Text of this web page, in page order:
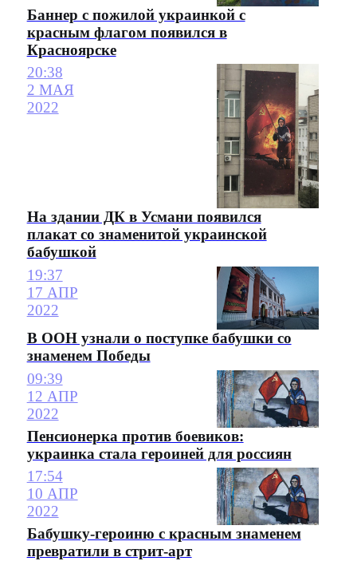
Баннер с пожилой украинкой с
красным флагом появился в
Красноярске
20:38
2 МАЯ
2022
На здании ДК в Усмани появился
плакат со знаменитой украинской
бабушкой
19:37
17 АПР
2022
В ООН узнали о поступке бабушки со
знаменем Победы
09:39
12 АПР
2022
Пенсионерка против боевиков:
украинка стала героиней для россиян
17:54
10 АПР
2022
Бабушку-героиню с красным знаменем
превратили в стрит-арт